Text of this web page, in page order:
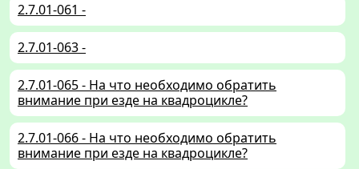
2.7.01-061 -
2.7.01-063 -
2.7.01-065 - На что необходимо обратить
внимание при езде на квадроцикле?
2.7.01-066 - На что необходимо обратить
внимание при езде на квадроцикле?